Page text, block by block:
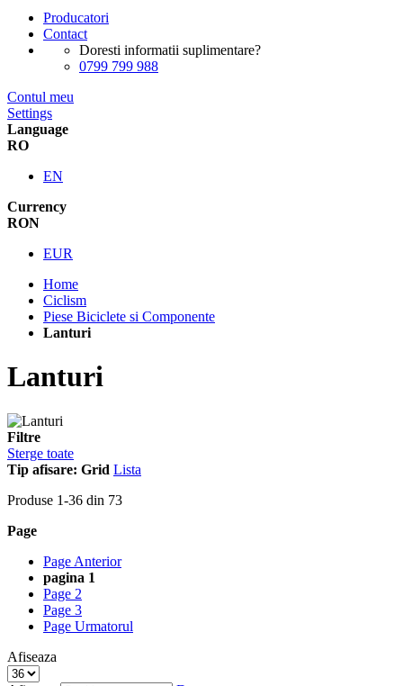
Producatori
Contact
Doresti informatii suplimentare?
0799 799 988
Contul meu
Settings
Language
RO
EN
Currency
RON
EUR
Home
Ciclism
Piese Biciclete si Componente
Lanturi
Lanturi
Filtre
Sterge toate
Tip afisare: Grid Lista
Produse 1-36 din 73
Page
Page Anterior
pagina 1
Page 2
Page 3
Page Urmatorul
Afiseaza